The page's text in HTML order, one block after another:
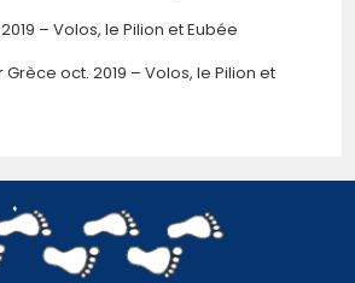
– Volos, le Pilion et Eubée
Grèce oct. 2019 – Volos, le Pilion et